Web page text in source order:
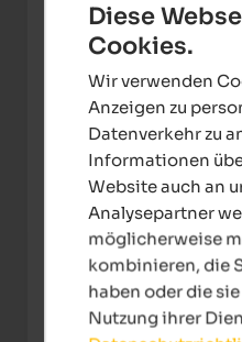
Diese
Cookies.
Wir verwenden
Anzeigen zu
Datenverkehr zu
Informationen
Website auch an
Analysepartner
möglicherweise
kombinieren, die
haben oder die
Nutzung ihrer